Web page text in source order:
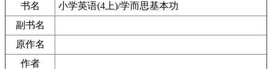
书名
小学英语(4上)/学而思基本功
副书名
原作名
作者